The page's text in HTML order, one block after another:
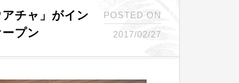
チャ」がイン
プン
POSTED ON
2017/02/27